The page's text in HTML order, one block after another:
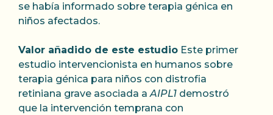
se había informado sobre terapia génica en
niños afectados.
Valor añadido de este estudio Este primer
estudio intervencionista en humanos sobre
terapia génica para niños con distrofia
retiniana grave asociada aAIPL1 demostró
que la intervención temprana con